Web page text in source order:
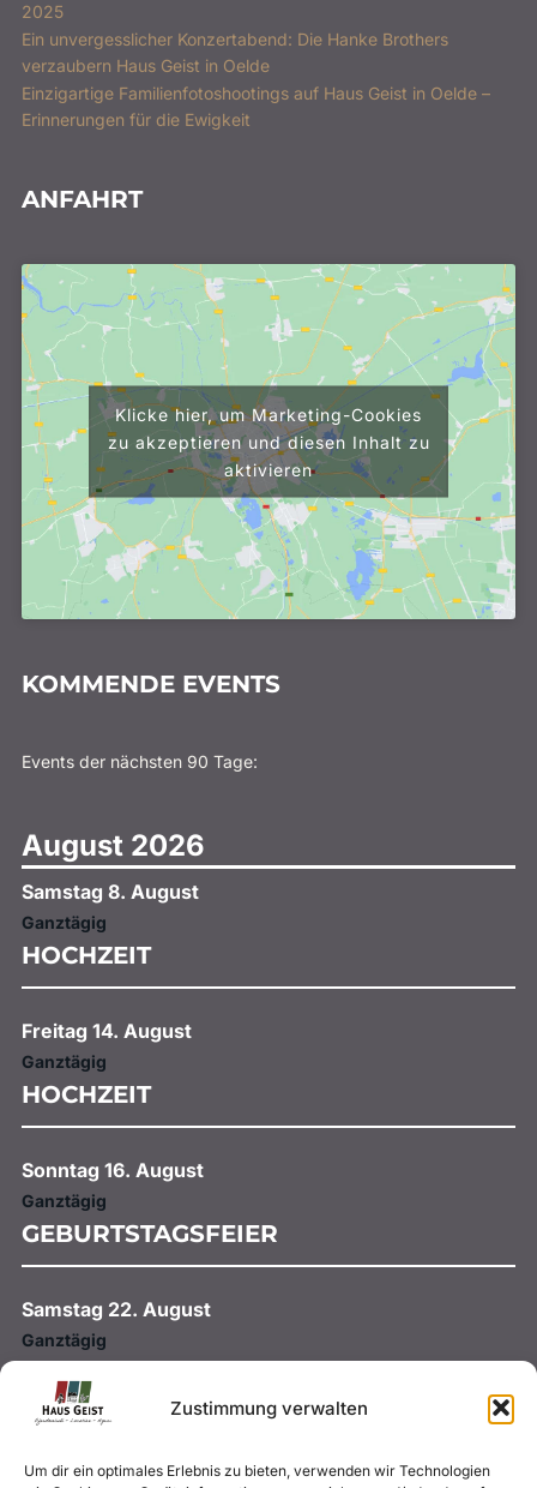
Zustimmung verwalten
Um dir ein optimales Erlebnis zu bieten, verwenden wir Technologien
2025
Ein unvergesslicher Konzertabend: Die Hanke Brothers
verzaubern Haus Geist in Oelde
Einzigartige Familienfotoshootings auf Haus Geist in Oelde –
Erinnerungen für die Ewigkeit
ANFAHRT
Klicke hier, um Marketing-Cookies
zu akzeptieren und diesen Inhalt zu
aktivieren
KOMMENDE EVENTS
Events der nächsten 90 Tage:
August 2026
Samstag 8. August
Ganztägig
HOCHZEIT
Freitag 14. August
Ganztägig
HOCHZEIT
Sonntag 16. August
Ganztägig
GEBURTSTAGSFEIER
Samstag 22. August
Ganztägig
HOCHZEIT
Ganztägig